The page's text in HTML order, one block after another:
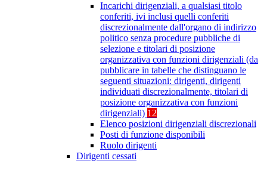
Incarichi dirigenziali, a qualsiasi titolo
conferiti, ivi inclusi quelli conferiti
discrezionalmente dall'organo di indirizzo
politico senza procedure pubbliche di
selezione e titolari di posizione
organizzativa con funzioni dirigenziali (da
pubblicare in tabelle che distinguano le
seguenti situazioni: dirigenti, dirigenti
individuati discrezionalmente, titolari di
posizione organizzativa con funzioni
dirigenziali) 12
Elenco posizioni dirigenziali discrezionali
Posti di funzione disponibili
Ruolo dirigenti
Dirigenti cessati